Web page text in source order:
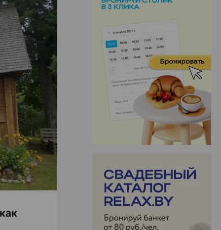
ЭФФЕКТИВНАЯ РЕКЛАМА НА САЙТЕ